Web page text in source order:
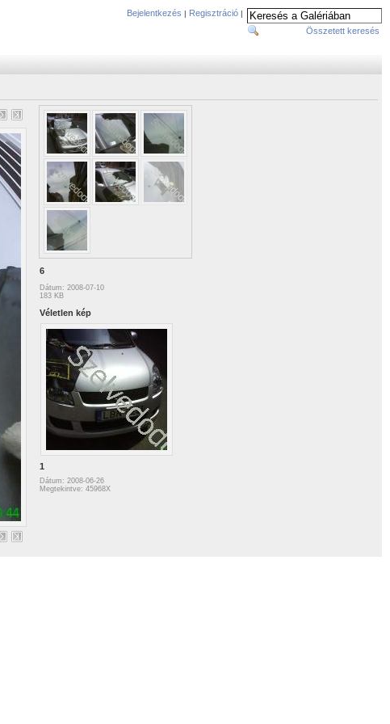
Bejelentkezés | Regisztráció |
Összetett keresés
6
Dátum: 2008-07-10
183 KB
Véletlen kép
1
Dátum: 2008-06-26
Megtekintve: 45968X